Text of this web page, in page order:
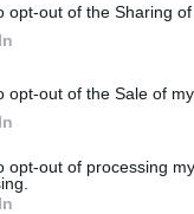
opt-out of the Sharing
opt-out of the Sale of
opt-out of processing
nas do